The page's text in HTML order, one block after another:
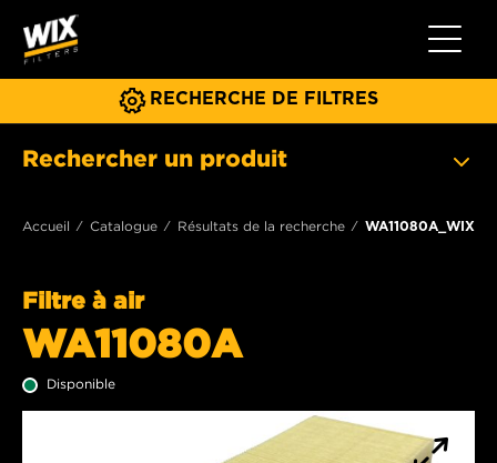
Toggle
RECHERCHE DE FILTRES
Rechercher un produit
Accueil Catalogue Résultats de la recherche WA11080A_WIX
Filtre à air
WA11080A
Disponible